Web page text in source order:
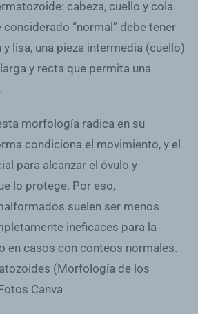
cabeza, cuello y cola.
“normal” debe tener
y lisa, una pieza intermedia (cuello)
y recta que permita una
morfología radica en su
condiciona el movimiento, y el
para alcanzar el óvulo y
lo protege. Por eso,
suelen ser menos
ineficaces para la
en casos con conteos normales.